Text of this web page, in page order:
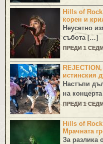
Hills of
корен и
Неусетно
събота […]
ПРЕДИ 1
истинския
Настъпи
на
ПРЕДИ 1
Hills of
Мрачната
За разлика